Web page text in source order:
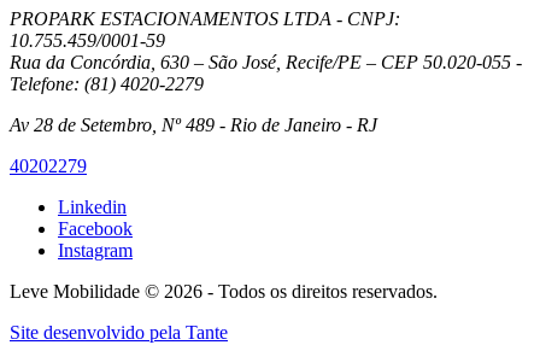
PROPARK ESTACIONAMENTOS LTDA - CNPJ:
10.755.459/0001-59
Rua da Concórdia, 630 – São José, Recife/PE – CEP 50.020-055 -
Telefone: (81) 4020-2279
Av 28 de Setembro, Nº 489 - Rio de Janeiro - RJ
40202279
Linkedin
Facebook
Instagram
Leve Mobilidade © 2026 - Todos os direitos reservados.
Site desenvolvido pela Tante